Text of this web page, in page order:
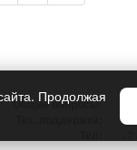
Общие вопросы:
Продолжая